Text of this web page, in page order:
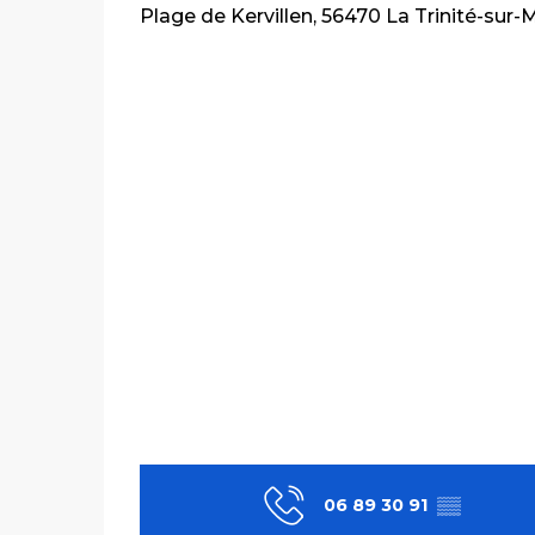
Plage de Kervillen, 56470 La Trinité-sur-
06 89 30 91 ▒▒